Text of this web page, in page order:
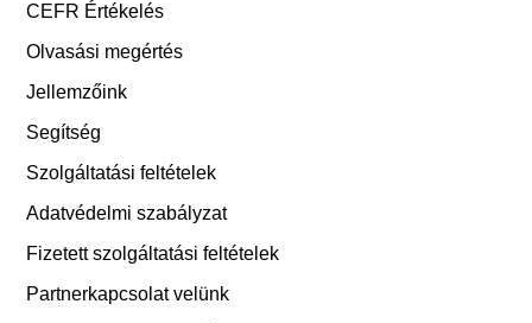
CEFR Értékelés
Olvasási megértés
Jellemzőink
Segítség
Szolgáltatási feltételek
Adatvédelmi szabályzat
Fizetett szolgáltatási feltételek
Partnerkapcsolat velünk